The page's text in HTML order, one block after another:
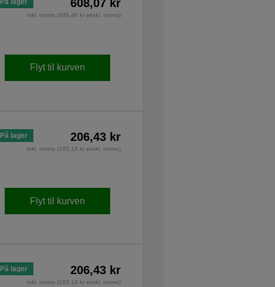
På lager 608,07 kr
inkl. moms (486,46 kr ekskl. moms)
Flyt til kurven
På lager 206,43 kr
inkl. moms (165,14 kr ekskl. moms)
Flyt til kurven
På lager 206,43 kr
inkl. moms (165,14 kr ekskl. moms)